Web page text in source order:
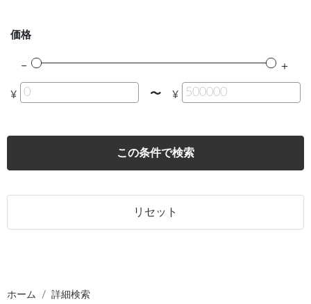
価格
¥ 〜 ¥
この条件で検索
リセット
ホーム 詳細検索